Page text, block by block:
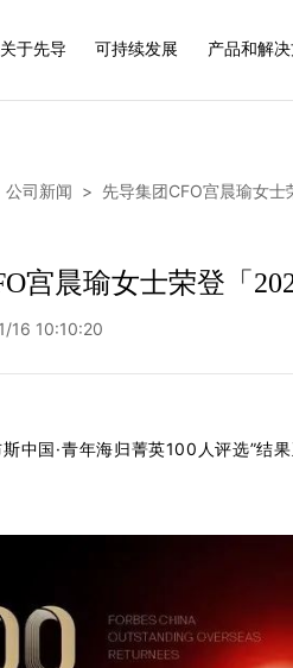
关于先导 可持续发展 产品和解
公司新闻 > 先导集团CFO宫晨瑜女
宫晨瑜女士荣登「
16 10:10:20
中国·青年海归菁英100人评选”结